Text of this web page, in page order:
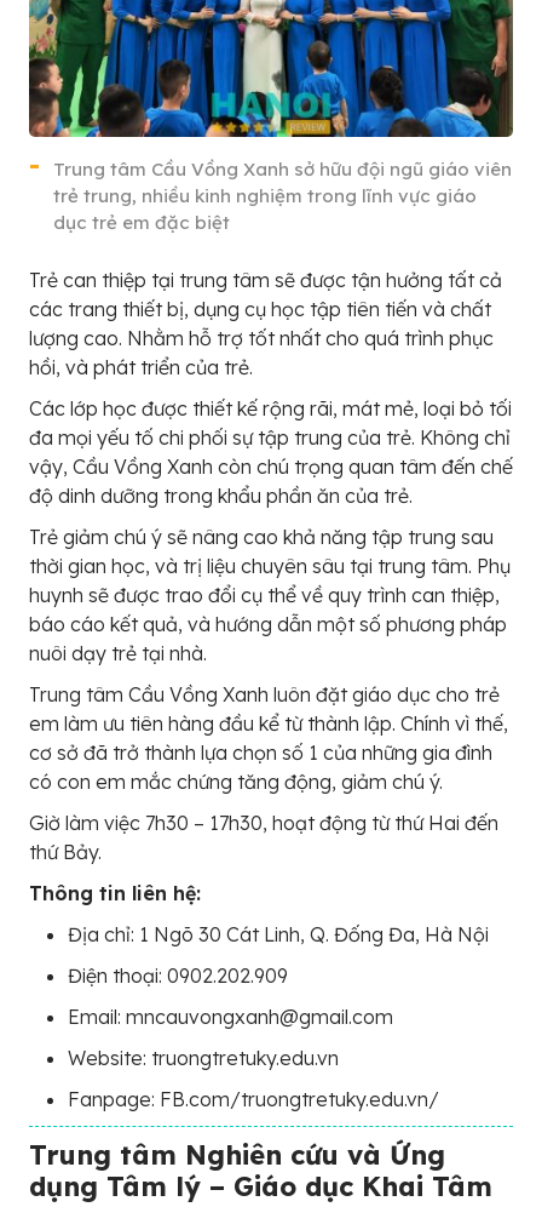
Trung tâm Cầu Vồng Xanh sở hữu đội ngũ giáo viên
trẻ trung, nhiều kinh nghiệm trong lĩnh vực giáo
dục trẻ em đặc biệt
Trẻ can thiệp tại trung tâm sẽ được tận hưởng tất cả
các trang thiết bị, dụng cụ học tập tiên tiến và chất
lượng cao. Nhằm hỗ trợ tốt nhất cho quá trình phục
hồi, và phát triển của trẻ.
Các lớp học được thiết kế rộng rãi, mát mẻ, loại bỏ tối
đa mọi yếu tố chi phối sự tập trung của trẻ. Không chỉ
vậy, Cầu Vồng Xanh còn chú trọng quan tâm đến chế
độ dinh dưỡng trong khẩu phần ăn của trẻ.
Trẻ giảm chú ý sẽ nâng cao khả năng tập trung sau
thời gian học, và trị liệu chuyên sâu tại trung tâm. Phụ
huynh sẽ được trao đổi cụ thể về quy trình can thiệp,
báo cáo kết quả, và hướng dẫn một số phương pháp
nuôi dạy trẻ tại nhà.
Trung tâm Cầu Vồng Xanh luôn đặt giáo dục cho trẻ
em làm ưu tiên hàng đầu kể từ thành lập. Chính vì thế,
cơ sở đã trở thành lựa chọn số 1 của những gia đình
có con em mắc chứng tăng động, giảm chú ý.
Giờ làm việc 7h30 – 17h30, hoạt động từ thứ Hai đến
thứ Bảy.
Thông tin liên hệ:
Địa chỉ: 1 Ngõ 30 Cát Linh, Q. Đống Đa, Hà Nội
Điện thoại: 0902.202.909
Email: mncauvongxanh@gmail.com
Website: truongtretuky.edu.vn
Fanpage: FB.com/truongtretuky.edu.vn/
Trung tâm Nghiên cứu và Ứng
dụng Tâm lý – Giáo dục Khai Tâm